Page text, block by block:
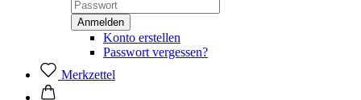
Konto erstellen
Passwort vergessen?
Merkzettel